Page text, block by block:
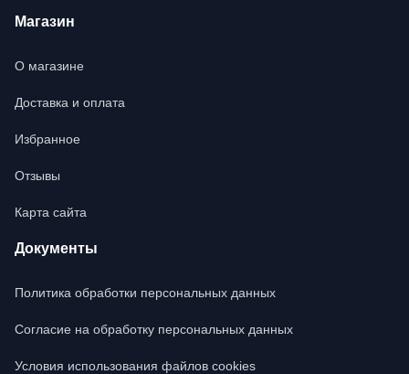
Магазин
О магазине
Доставка и оплата
Избранное
Отзывы
Карта сайта
Документы
Политика обработки персональных данных
Согласие на обработку персональных данных
Условия использования файлов cookies